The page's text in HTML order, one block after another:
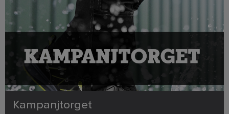
Kampanjtorget